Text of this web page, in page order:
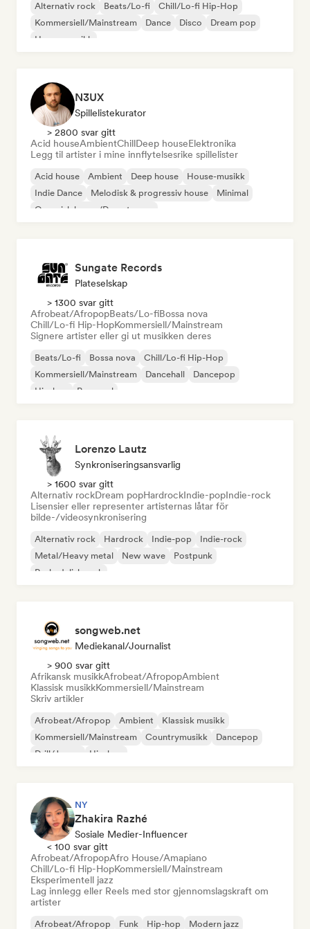
Alternativ rock Beats/Lo-fi
Chill/Lo-fi Hip-Hop
Kommersiell/Mainstream
Dance Disco
Dream pop
House-musikk
N3UX
Spillelistekurator
> 2800 svar gitt
Acid houseAmbientChillDeep houseElektronika
Legg til artister i mine innflytelsesrike spillelister
Acid house Ambient Deep house
House-musikk
Indie Dance
Melodisk & progressiv house
Minimal
Organisk house/Downtempo
Sungate Records
Plateselskap
> 1300 svar gitt
Afrobeat/AfropopBeats/Lo-fiBossa nova
Chill/Lo-fi Hip-HopKommersiell/Mainstream
Signere artister eller gi ut musikken deres
Beats/Lo-fi Bossa nova
Chill/Lo-fi Hip-Hop
Kommersiell/Mainstream
Dancehall
Dancepop
Hip-hop
Pop-soul
Lorenzo Lautz
Synkroniseringsansvarlig
> 1600 svar gitt
Alternativ rockDream popHardrockIndie-popIndie-rock
Lisensier eller representer artisternas låtar för
bilde-/videosynkronisering
Alternativ rock Hardrock Indie-pop
Indie-rock
Metal/Heavy metal
New wave
Postpunk
Psykedelisk rock
songweb.net
Mediekanal/journalist
> 900 svar gitt
Afrikansk musikkAfrobeat/AfropopAmbient
Klassisk musikkKommersiell/Mainstream
Skriv artikler
Afrobeat/Afropop Ambient
Klassisk musikk
Kommersiell/Mainstream
Countrymusikk
Dancepop
Drill/Jersey
Hip-hop
NY
Zhakira Razhé
Sosiale Medier-Influencer
< 100 svar gitt
Afrobeat/AfropopAfro House/Amapiano
Chill/Lo-fi Hip-HopKommersiell/Mainstream
Eksperimentell jazz
Lag innlegg eller Reels med stor gjennomslagskraft om
artister
Afrobeat/Afropop Funk Hip-hop Modern jazz